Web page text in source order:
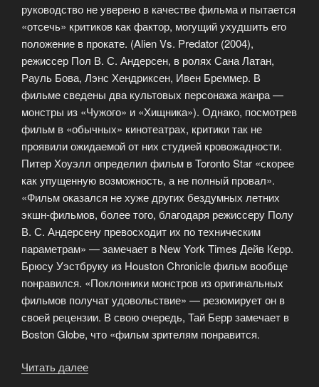
руководство не уверено в качестве фильма и пытается
«отсечь» критиков как фактор, могущий ухудшить его
положение в прокате. (Alien Vs. Predator (2004),
режиссер Пол В. С. Андерсен, в ролях Сана Латан,
Рауль Бова, Лэнс Хендриксен, Ивен Бреммер. В
фильме сведены два культовых персонажа жанра —
монстры из «Чужого» и «Хищника»). Однако, посмотрев
фильм в «обычных» кинотеатрах, критики так не
проявили ожидаемой от них студией кровожадности.
Питер Хоуэлл определил фильм в Toronto Star «скорее
как упущенную возможность, а не полный провал».
«Фильм оказался не хуже других бездумных летних
экшн-фильмов, более того, благодаря режиссеру Полу
В. С. Андерсену превосходит их по техническим
параметрам» — замечает в New York Times Дейв Керр.
Брюсу Уэстбруку из Houston Chronicle фильм вообще
понравился. «Поклонники монстров из оригинальных
фильмов получат удовольствие» — резюмирует он в
своей рецензии. В свою очередь, Тай Берр замечает в
Boston Globe, что «фильм зрителям понравится.
Читать далее